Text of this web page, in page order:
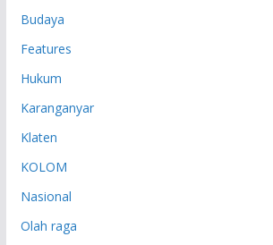
Budaya
Features
Hukum
Karanganyar
Klaten
KOLOM
Nasional
Olah raga